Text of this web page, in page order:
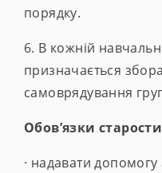
порядку.
6. В кожній
призначається
самоврядування
Обов’язки
· надавати допомогу